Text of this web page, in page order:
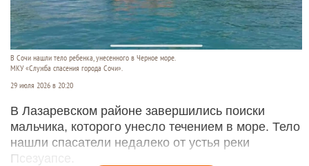
В Сочи нашли тело ребенка, унесенного в Черное море.
МКУ «Служба спасения города Сочи».
29 июля 2026 в 20:20
В Лазаревском районе завершились поиски
мальчика, которого унесло течением в море. Тело
нашли спасатели недалеко от устья реки
Псезуапсе.